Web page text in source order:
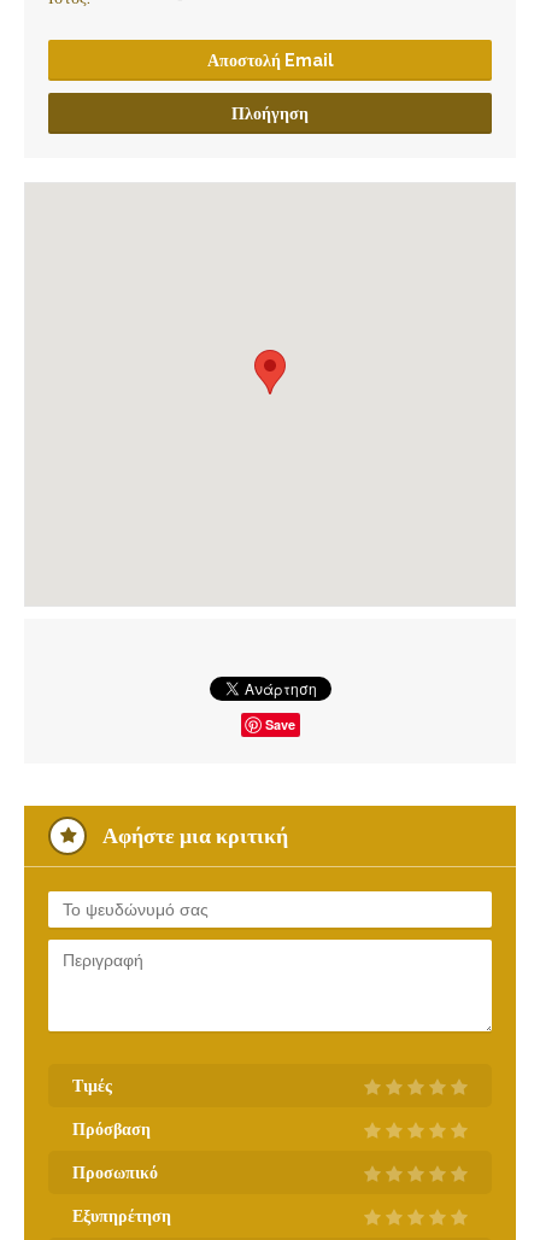
Αποστολή Email
Πλοήγηση
Save
Αφήστε μια κριτική
Τιμές
Πρόσβαση
Προσωπικό
Εξυπηρέτηση